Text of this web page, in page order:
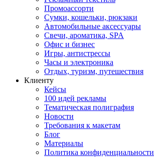
Промоассорти
Сумки, кошельки, рюкзаки
Автомобильные аксессуары
Свечи, ароматика, SPA
Офис и бизнес
Игры, антистрессы
Часы и электроника
Отдых, туризм, путешествия
Клиенту
Кейсы
100 идей рекламы
Тематическая полиграфия
Новости
Требования к макетам
Блог
Материалы
Политика конфиденциальности